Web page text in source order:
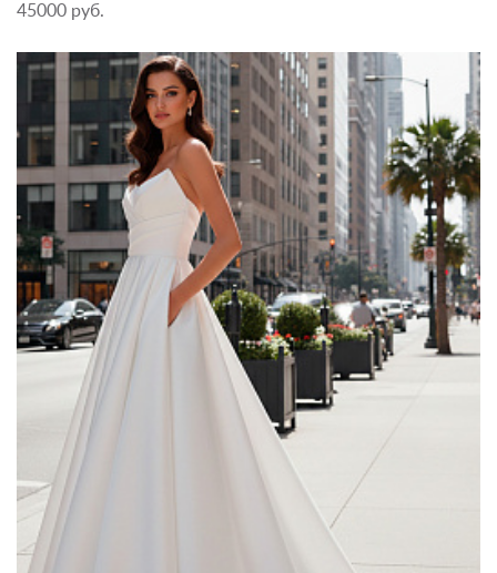
45000 руб.